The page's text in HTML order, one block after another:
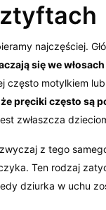
najczęściej.
się we
często motylkiem
pręciki często są
zwłaszcza
z tego
Ten rodzaj
dziurka w uchu